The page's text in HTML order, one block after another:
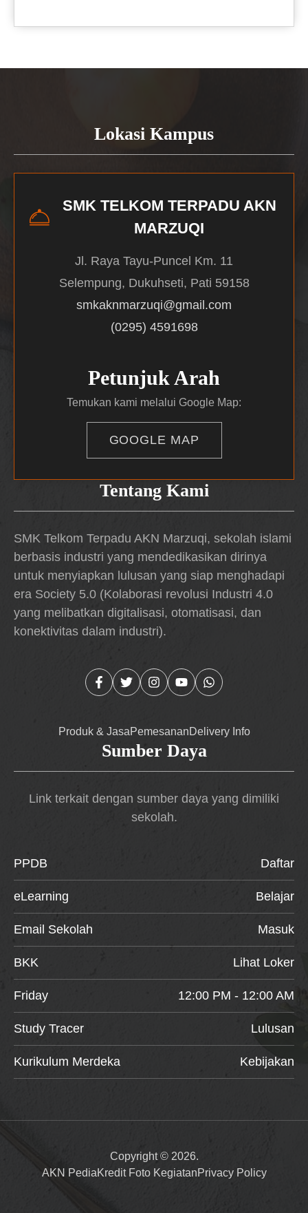
Tentang Kami
SMK Telkom Terpadu AKN Marzuqi, sekolah islami
berbasis industri yang mendedikasikan dirinya
untuk menyiapkan lulusan yang siap menghadapi
era Society 5.0 (Kolaborasi revolusi Industri 4.0
yang melibatkan digitalisasi, otomatisasi, dan
konektivitas dalam industri).
Produk & JasaPemesananDelivery Info
Lokasi Kampus
SMK TELKOM TERPADU AKN
MARZUQI
Jl. Raya Tayu-Puncel Km. 11
Selempung, Dukuhseti, Pati 59158
smkaknmarzuqi@gmail.com
(0295) 4591698
Petunjuk Arah
Temukan kami melalui Google Map:
GOOGLE MAP
Sumber Daya
Link terkait dengan sumber daya yang dimiliki
sekolah.
PPDB Daftar
eLearning Belajar
Email Sekolah Masuk
BKK Lihat Loker
Friday 12:00 PM - 12:00 AM
Study Tracer Lulusan
Kurikulum Merdeka Kebijakan
Copyright © 2026.
AKN PediaKredit Foto KegiatanPrivacy Policy